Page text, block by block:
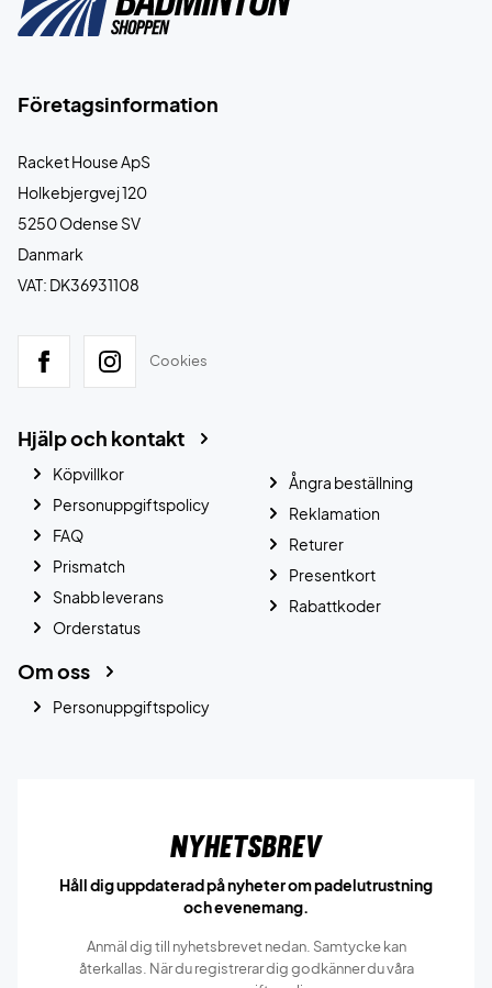
Företagsinformation
Racket House ApS
Holkebjergvej 120
5250 Odense SV
Danmark
VAT: DK36931108
Cookies
Hjälp och kontakt
Köpvillkor
Personuppgiftspolicy
FAQ
Prismatch
Snabb leverans
Orderstatus
Ångra beställning
Reklamation
Returer
Presentkort
Rabattkoder
Om oss
Personuppgiftspolicy
Nyhetsbrev
Håll dig uppdaterad på nyheter om padelutrustning
och evenemang.
Anmäl dig till nyhetsbrevet nedan. Samtycke kan
återkallas. När du registrerar dig godkänner du våra